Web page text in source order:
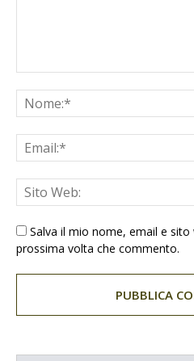
Salva il mio nome, email e
prossima volta che commento.